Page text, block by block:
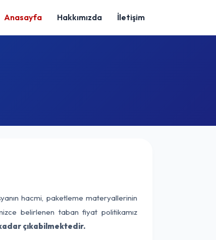
Anasayfa Hakkımızda İletişim
hacmi, paketleme materyallerinin
belirlenen taban fiyat politikamız
çıkabilmektedir.